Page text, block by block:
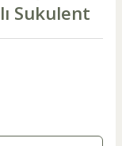
Sukulent